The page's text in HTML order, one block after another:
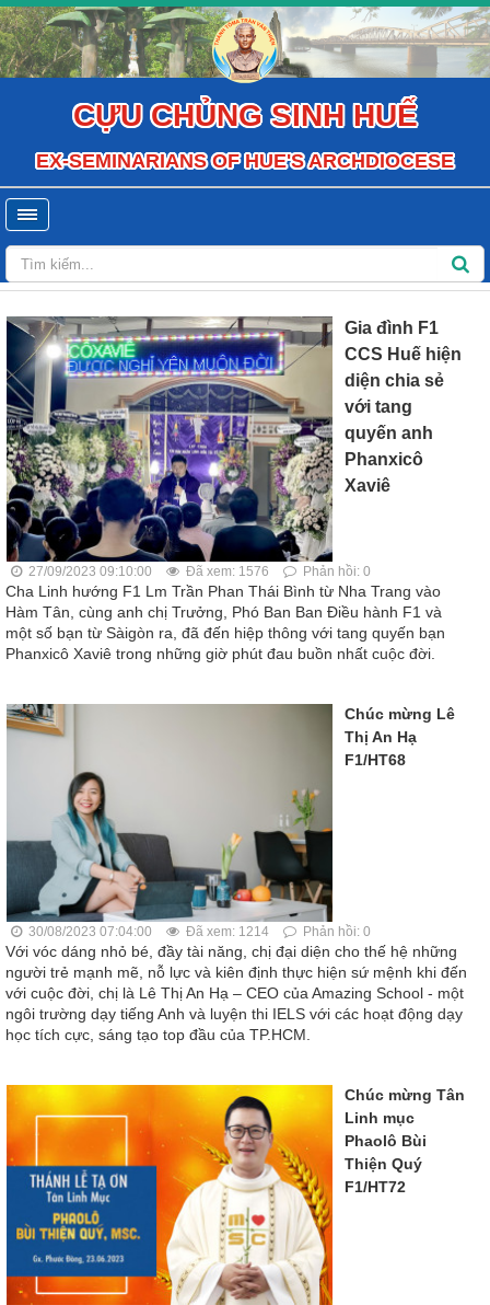
CỰU CHỦNG SINH HUẾ
EX-SEMINARIANS OF HUE'S ARCHDIOCESE
Gia đình F1
CCS Huế hiện
diện chia sẻ
với tang
quyến anh
Phanxicô
Xaviê
27/09/2023 09:10:00 Đã xem: 1576 Phản hồi: 0
Cha Linh hướng F1 Lm Trần Phan Thái Bình từ Nha Trang vào
Hàm Tân, cùng anh chị Trưởng, Phó Ban Ban Điều hành F1 và
một số bạn từ Sàigòn ra, đã đến hiệp thông với tang quyến bạn
Phanxicô Xaviê trong những giờ phút đau buồn nhất cuộc đời.
Chúc mừng Lê
Thị An Hạ
F1/HT68
30/08/2023 07:04:00 Đã xem: 1214 Phản hồi: 0
Với vóc dáng nhỏ bé, đầy tài năng, chị đại diện cho thế hệ những
người trẻ mạnh mẽ, nỗ lực và kiên định thực hiện sứ mệnh khi đến
với cuộc đời, chị là Lê Thị An Hạ – CEO của Amazing School - một
ngôi trường dạy tiếng Anh và luyện thi IELS với các hoạt động dạy
học tích cực, sáng tạo top đầu của TP.HCM.
Chúc mừng Tân
Linh mục
Phaolô Bùi
Thiện Quý
F1/HT72